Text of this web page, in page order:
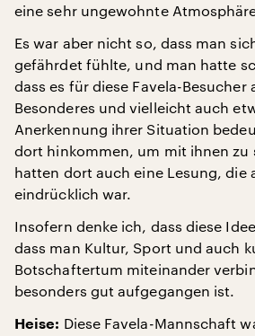
eine sehr ungewohnte
Es war aber nicht so, dass man
gefährdet fühlte, und man hatte
dass es für diese Favela-Besucher
Besonderes und vielleicht auch
Anerkennung ihrer Situation
dort hinkommen, um mit ihnen zu
hatten dort auch eine Lesung, die
eindrücklich war.
Insofern denke ich, dass diese
dass man Kultur, Sport und auch
Botschaftertum miteinander
besonders gut aufgegangen ist.
Heise: Diese Favela-Mannschaft